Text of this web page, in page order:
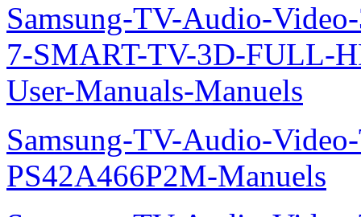
Samsung-TV-Audio-
7-SMART-TV-3D-FULL-
User-Manuals-Manuels
Samsung-TV-Audio-
PS42A466P2M-Manuels